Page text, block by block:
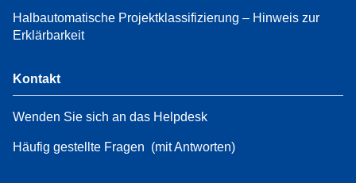
Halbautomatische Projektklassifizierung – Hinweis zur
Erklärbarkeit
Kontakt
Wenden Sie sich an das Helpdesk
Häufig gestellte Fragen (mit Antworten)